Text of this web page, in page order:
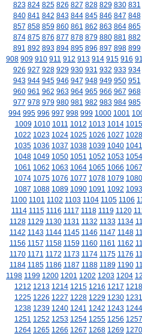
823 824 825 826 827 828 829 830 831
840 841 842 843 844 845 846 847 848
857 858 859 860 861 862 863 864 865
874 875 876 877 878 879 880 881 882
891 892 893 894 895 896 897 898 899
908 909 910 911 912 913 914 915 916
926 927 928 929 930 931 932 933 934
943 944 945 946 947 948 949 950 951
960 961 962 963 964 965 966 967 968
977 978 979 980 981 982 983 984 985
994 995 996 997 998 999 1000 1001
1009 1010 1011 1012 1013 1014 1015
1022 1023 1024 1025 1026 1027 1028
1035 1036 1037 1038 1039 1040 1041
1048 1049 1050 1051 1052 1053 1054
1061 1062 1063 1064 1065 1066 1067
1074 1075 1076 1077 1078 1079 1080
1087 1088 1089 1090 1091 1092 1093
1100 1101 1102 1103 1104 1105 1106
1114 1115 1116 1117 1118 1119 1120
1128 1129 1130 1131 1132 1133 1134
1142 1143 1144 1145 1146 1147 1148
1156 1157 1158 1159 1160 1161 1162
1170 1171 1172 1173 1174 1175 1176
1184 1185 1186 1187 1188 1189 1190
1198 1199 1200 1201 1202 1203 1204
1212 1213 1214 1215 1216 1217 1218
1225 1226 1227 1228 1229 1230 1231
1238 1239 1240 1241 1242 1243 1244
1251 1252 1253 1254 1255 1256 1257
1264 1265 1266 1267 1268 1269 1270